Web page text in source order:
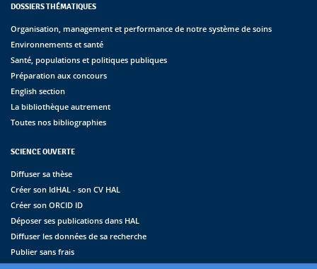
DOSSIERS THÉMATIQUES
Organisation, management et performance de notre système de soins
Environnements et santé
Santé, populations et politiques publiques
Préparation aux concours
English section
La bibliothèque autrement
Toutes nos bibliographies
SCIENCE OUVERTE
Diffuser sa thèse
Créer son IdHAL - son CV HAL
Créer son ORCID ID
Déposer ses publications dans HAL
Diffuser les données de sa recherche
Publier sans frais